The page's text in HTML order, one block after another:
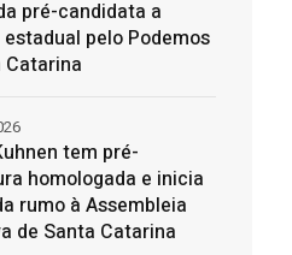
pré-candidata a
pelo Podemos
Catarina
tem pré-
homologada e inicia
rumo à Assembleia
de Santa Catarina